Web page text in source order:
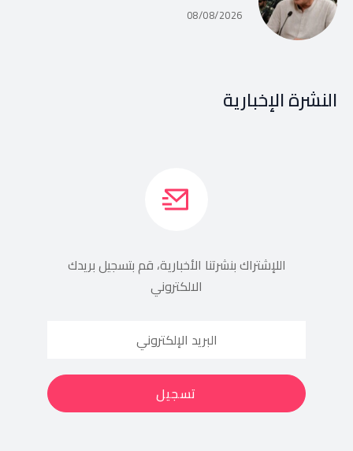
08/08/2026
النشرة الإخبارية
اللإشتراك بنشرتنا الأخبارية، قم بتسجيل بريدك
الالكتروني